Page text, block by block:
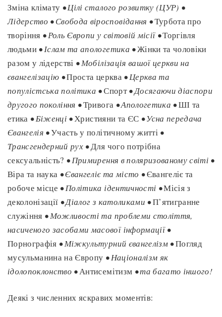
Зміна клімату • Цілі сталого розвитку (ЦУР) •
Лідерство • Свобода віросповідання •Турбота про
творіння • Роль Європи у світовій місії •Торгівля
людьми • Іслам та апологетика •Жінки та чоловіки
разом у лідерстві • Мобілізація вашої церкви на
євангелізацію •Проста церква • Церква та
популістська політика •Спорт•Досягаючи діаспори
другого покоління •Тривога • Апологетика •ШІ та
етика • Біженці •Християни та ЄС • Усна передача
Євангелія •Участь у політичному житті •
Трансгендерний рух •Для чого потрібна
сексуальність? • Примирення в поляризованому світі •
Віра та наука • Євангеліє та місто •Євангеліє та
робоче місце • Політика ідентичності •Місія з
деколонізації • Діалог з католиками •П’ятигранне
служіння • Можливості та проблеми століття,
насиченого засобами масової інформації •
Порнографія • Міжкультурний євангелізм •Погляд
мусульманина на Європу • Націоналізм як
ідолопоклонство •Антисемітизм • та багато іншого!
Деякі з численних яскравих моментів: